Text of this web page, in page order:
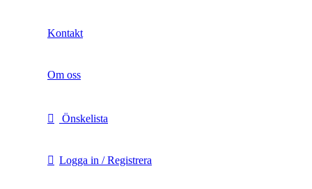
Kontakt
Om oss
Önskelista
Logga in / Registrera